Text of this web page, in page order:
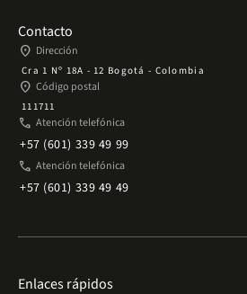
Contacto
place Dirección
Cra 1 Nº 18A - 12 Bogotá - Colombia
place Código postal
111711
phone Atención telefónica
+57 (601) 339 49 99
phone Atención telefónica
+57 (601) 339 49 49
Enlaces rápidos